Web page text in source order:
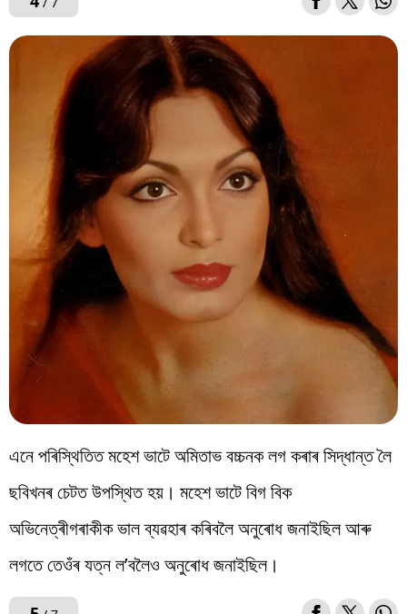
এনে পৰিস্থিতিত মহেশ ভাটে অমিতাভ বচ্চনক লগ কৰাৰ সিদ্ধান্ত লৈ
ছবিখনৰ চেটত উপস্থিত হয়। মহেশ ভাটে বিগ বিক
অভিনেত্ৰীগৰাকীক ভাল ব্যৱহাৰ কৰিবলৈ অনুৰোধ জনাইছিল আৰু
লগতে তেওঁৰ যত্ন ল’বলৈও অনুৰোধ জনাইছিল।